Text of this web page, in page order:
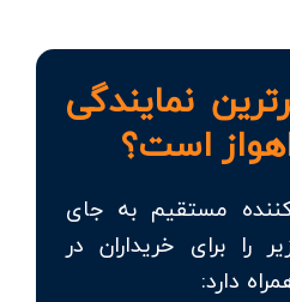
نمایندگی
است؟
مستقیم به جای
را برای خریداران در
دارد: